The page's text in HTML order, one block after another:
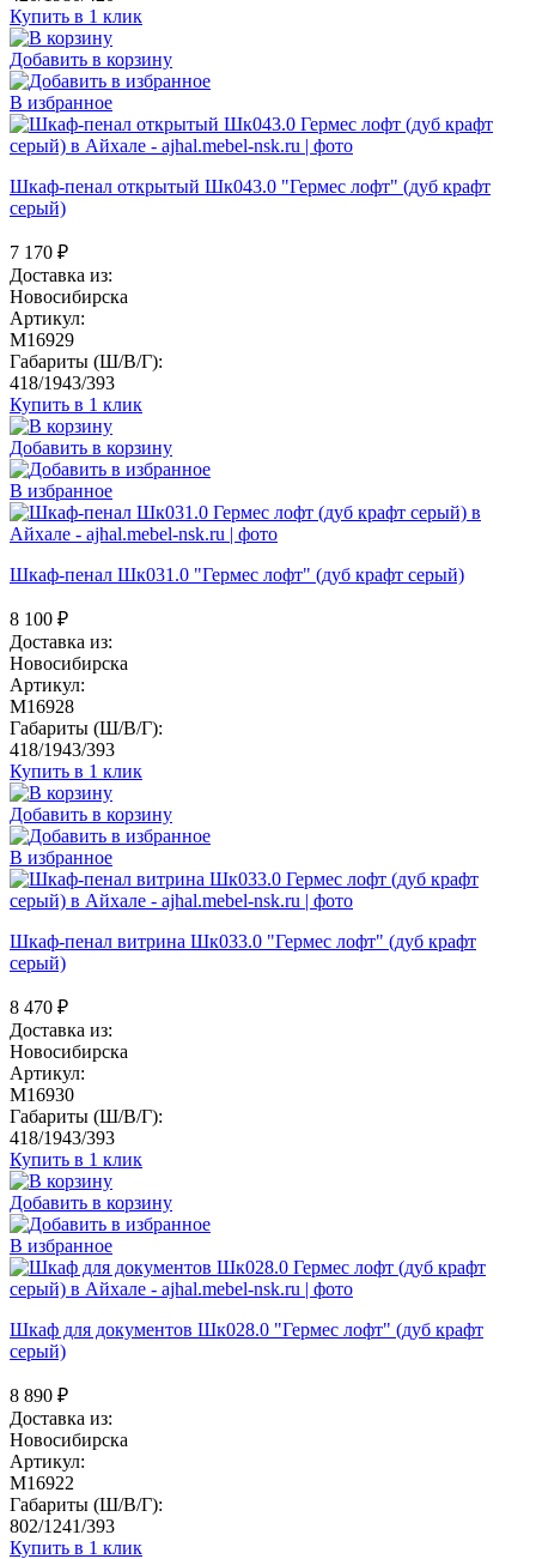
Купить в 1 клик
Добавить в корзину
В избранное
Шкаф-пенал открытый Шк043.0 "Гермес лофт" (дуб крафт
серый)
7 170 ₽
Доставка из:
Новосибирска
Артикул:
M16929
Габариты (Ш/В/Г):
418/1943/393
Купить в 1 клик
Добавить в корзину
В избранное
Шкаф-пенал Шк031.0 "Гермес лофт" (дуб крафт серый)
8 100 ₽
Доставка из:
Новосибирска
Артикул:
M16928
Габариты (Ш/В/Г):
418/1943/393
Купить в 1 клик
Добавить в корзину
В избранное
Шкаф-пенал витрина Шк033.0 "Гермес лофт" (дуб крафт
серый)
8 470 ₽
Доставка из:
Новосибирска
Артикул:
M16930
Габариты (Ш/В/Г):
418/1943/393
Купить в 1 клик
Добавить в корзину
В избранное
Шкаф для документов Шк028.0 "Гермес лофт" (дуб крафт
серый)
8 890 ₽
Доставка из:
Новосибирска
Артикул:
M16922
Габариты (Ш/В/Г):
802/1241/393
Купить в 1 клик